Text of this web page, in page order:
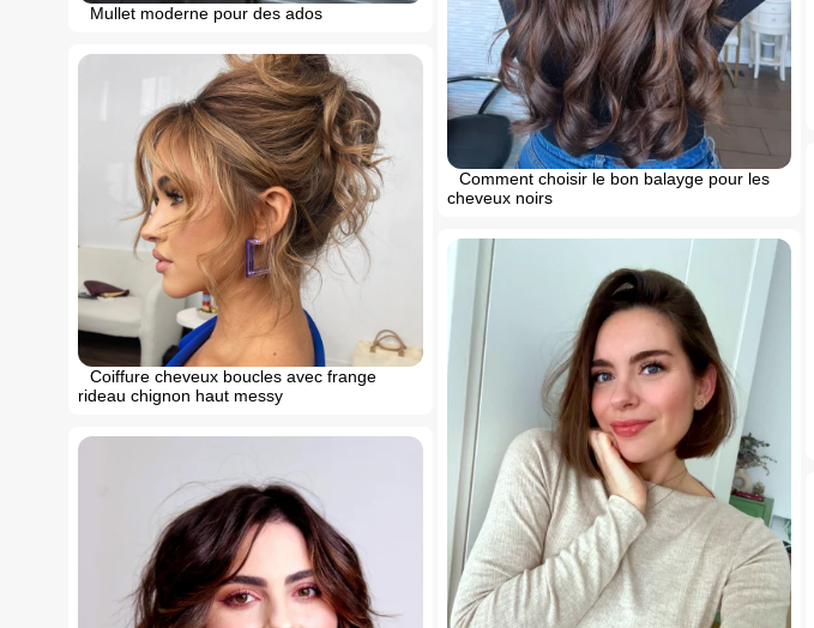
Mullet moderne pour des ados
Comment choisir le bon balayge pour les
cheveux noirs
Coiffure cheveux boucles avec frange
rideau chignon haut messy